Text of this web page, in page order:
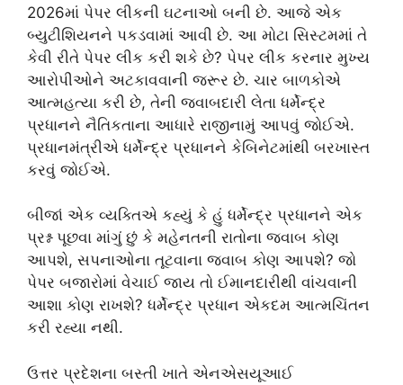
2026માં પેપર લીકની ઘટનાઓ બની છે. આજે એક
બ્યુટીશિયનને પકડવામાં આવી છે. આ મોટા સિસ્ટમમાં તે
કેવી રીતે પેપર લીક કરી શકે છે? પેપર લીક કરનાર મુખ્ય
આરોપીઓને અટકાવવાની જરૂર છે. ચાર બાળકોએ
આત્મહત્યા કરી છે, તેની જવાબદારી લેતા ધર્મેન્દ્ર
પ્રધાનને નૈતિકતાના આધારે રાજીનામું આપવું જોઈએ.
પ્રધાનમંત્રીએ ધર્મેન્દ્ર પ્રધાનને કેબિનેટમાંથી બરખાસ્ત
કરવું જોઈએ.
બીજાં એક વ્યક્તિએ કહ્યું કે હું ધર્મેન્દ્ર પ્રધાનને એક
પ્રશ્ન પૂછવા માંગું છું કે મહેનતની રાતોના જવાબ કોણ
આપશે, સપનાઓના તૂટવાના જવાબ કોણ આપશે? જો
પેપર બજારોમાં વેચાઈ જાય તો ઈમાનદારીથી વાંચવાની
આશા કોણ રાખશે? ધર્મેન્દ્ર પ્રધાન એકદમ આત્મચિંતન
કરી રહ્યા નથી.
ઉત્તર પ્રદેશના બસ્તી ખાતે એનએસયૂઆઈ